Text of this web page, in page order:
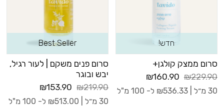
חדש!
סרום ממצק קולגן+
₪229.90
₪160.90
30 מ״ל | ₪536.33 ל- 100 מ"ל
Best Seller
סרום פנים משקם | לעור רגיל,
יבש ובוגר
₪219.90
₪153.90
30 מ״ל | ₪513.00 ל- 100 מ"ל